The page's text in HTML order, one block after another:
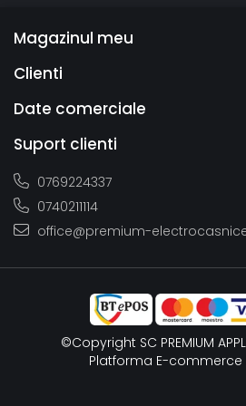
DuoCooling
DuoCooling datorită celor două
agentului frigorigen se asigura că
de aer intre frigider si congelator.
se usucă şi nu se transmite
aruncaţi mai puţin, cumpăraţi mai
Magazinul meu
Clienti
Date comerciale
Suport clienti
0769224337
0740211114
office@premium-
©Copyright SC PREMIUM
Platforma E-